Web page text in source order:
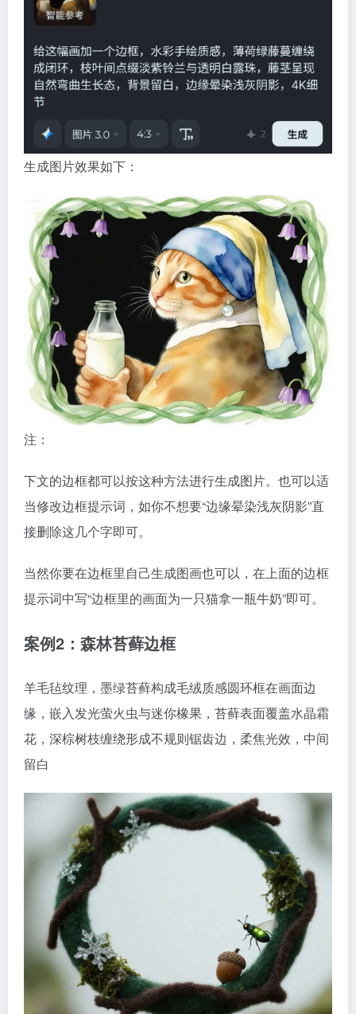
生成图片效果如下：
注：
下文的边框都可以按这种方法进行生成图片。也可以适
当修改边框提示词，如你不想要“边缘晕染浅灰阴影”直
接删除这几个字即可。
当然你要在边框里自己生成图画也可以，在上面的边框
提示词中写“边框里的画面为一只猫拿一瓶牛奶”即可。
案例2：森林苔藓边框
羊毛毡纹理，墨绿苔藓构成毛绒质感圆环框在画面边
缘，嵌入发光萤火虫与迷你橡果，苔藓表面覆盖水晶霜
花，深棕树枝缠绕形成不规则锯齿边，柔焦光效，中间
留白